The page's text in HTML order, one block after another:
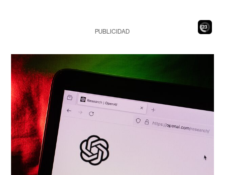
21
PUBLICIDAD